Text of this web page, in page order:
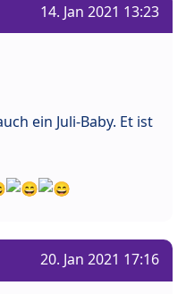
14. Jan 2021 13:23
ein Juli-Baby. Et ist
20. Jan 2021 17:16